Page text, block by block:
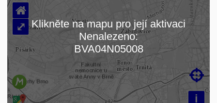
Načítám mapu…
i

⌂
⤢ Klikněte na mapu pro její aktivaci
Nenalezeno:
BVA04N05008